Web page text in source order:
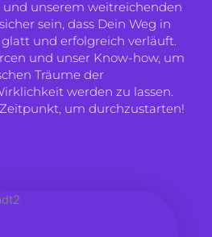
und unserem weitreichenden
sein, dass Dein Weg in
und erfolgreich verläuft.
und unser Know-how, um
Träume der
werden zu lassen.
um durchzustarten!